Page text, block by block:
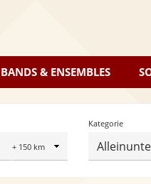
BANDS & ENSEMBLES
Ort
Kategorie